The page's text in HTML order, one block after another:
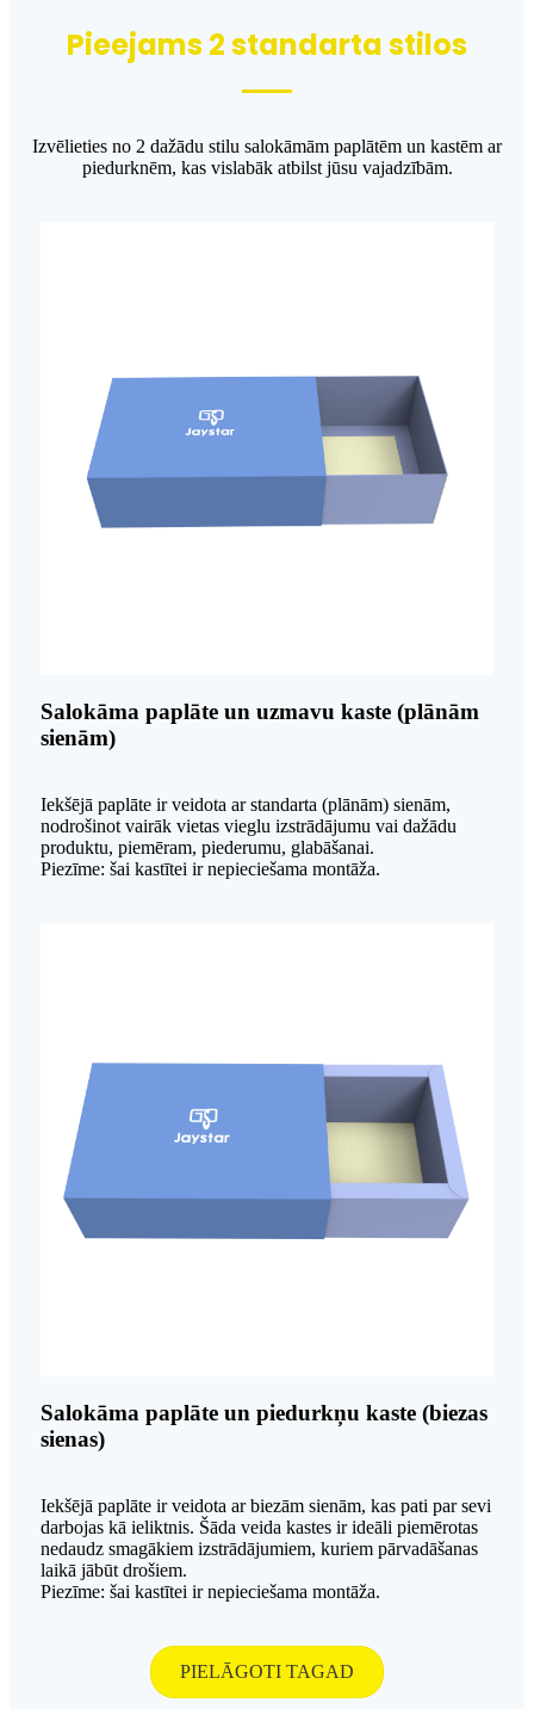
Pieejams 2 standarta stilos
Izvēlieties no 2 dažādu stilu salokāmām paplātēm un kastēm ar
piedurknēm, kas vislabāk atbilst jūsu vajadzībām.
Salokāma paplāte un uzmavu kaste (plānām
sienām)
Iekšējā paplāte ir veidota ar standarta (plānām) sienām,
nodrošinot vairāk vietas vieglu izstrādājumu vai dažādu
produktu, piemēram, piederumu, glabāšanai.
Piezīme: šai kastītei ir nepieciešama montāža.
Salokāma paplāte un piedurkņu kaste (biezas
sienas)
Iekšējā paplāte ir veidota ar biezām sienām, kas pati par sevi
darbojas kā ieliktnis. Šāda veida kastes ir ideāli piemērotas
nedaudz smagākiem izstrādājumiem, kuriem pārvadāšanas
laikā jābūt drošiem.
Piezīme: šai kastītei ir nepieciešama montāža.
PIELĀGOTI TAGAD